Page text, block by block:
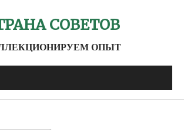
СОВЕТОВ
ОПЫТ